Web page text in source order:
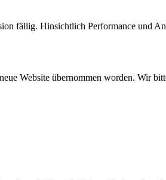
fällig. Hinsichtlich Performance und
Website übernommen worden. Wir